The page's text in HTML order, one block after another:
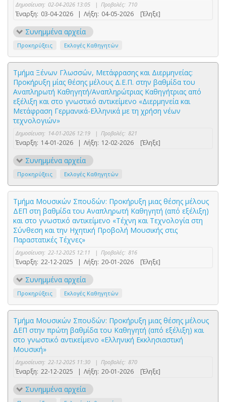
Δημοσίευση: 02-04-2026 13:05 | Προβολές: 710
Έναρξη: 03-04-2026 | Λήξη: 04-05-2026 [Έληξε]
Συνημμένα αρχεία
Προκηρύξεις Εκλογές Καθηγητών
Τμήμα Ξένων Γλωσσών, Μετάφρασης και Διερμηνείας:
Προκήρυξη μίας θέσης μέλους Δ.Ε.Π. στην βαθμίδα του
Αναπληρωτή Καθηγητή/Αναπληρώτριας Καθηγήτριας από
εξέλιξη και στο γνωστικό αντικείμενο «Διερμηνεία και
Μετάφραση Γερμανικά-Ελληνικά με τη χρήση νέων
τεχνολογιών»
Δημοσίευση: 14-01-2026 12:19 | Προβολές: 821
Έναρξη: 14-01-2026 | Λήξη: 12-02-2026 [Έληξε]
Συνημμένα αρχεία
Προκηρύξεις Εκλογές Καθηγητών
Τμήμα Μουσικών Σπουδών: Προκήρυξη μιας θέσης μέλους
ΔΕΠ στη βαθμίδα του Αναπληρωτή Καθηγητή (από εξέλιξη)
και στο γνωστικό αντικείμενο «Τέχνη και Τεχνολογία στη
Σύνθεση και την Ηχητική Προβολή Μουσικής στις
Παραστατικές Τέχνες»
Δημοσίευση: 22-12-2025 12:11 | Προβολές: 816
Έναρξη: 22-12-2025 | Λήξη: 20-01-2026 [Έληξε]
Συνημμένα αρχεία
Προκηρύξεις Εκλογές Καθηγητών
Τμήμα Μουσικών Σπουδών: Προκήρυξη μιας θέσης μέλους
ΔΕΠ στην πρώτη βαθμίδα του Καθηγητή (από εξέλιξη) και
στο γνωστικό αντικείμενο «Ελληνική Εκκλησιαστική
Μουσική»
Δημοσίευση: 22-12-2025 11:30 | Προβολές: 870
Έναρξη: 22-12-2025 | Λήξη: 20-01-2026 [Έληξε]
Συνημμένα αρχεία